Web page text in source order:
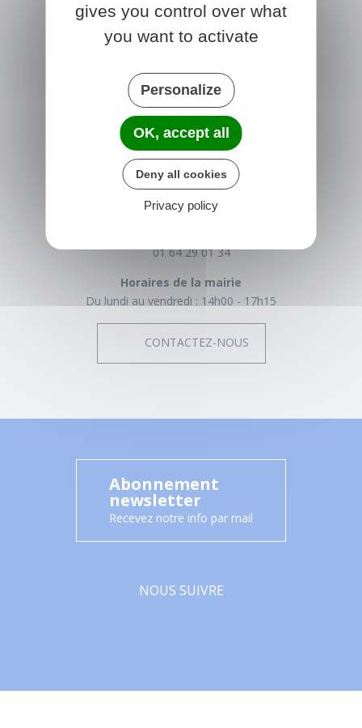
NONVILLE
Place de la Mairie
77140 nonville
01 64 29 01 34
Horaires de la mairie
Du lundi au vendredi : 14h00 - 17h15
CONTACTEZ-NOUS
Abonnement
newsletter
Recevez notre info par mail
NOUS SUIVRE
gives you control over what
you want to activate
Personalize
OK, accept all
Deny all cookies
Privacy policy